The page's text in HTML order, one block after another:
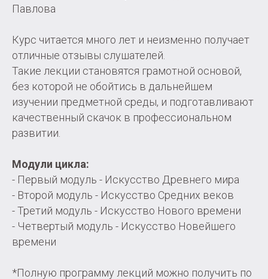
Павлова
Курс читается много лет и неизменно получает
отличные отзывы слушателей.
Такие лекции становятся грамотной основой,
без которой не обойтись в дальнейшем
изучении предметной среды, и подготавливают
качественный скачок в профессиональном
развитии.
Модули цикла:
- Первый модуль - Искусство Древнего мира
- Второй модуль - Искусство Средних веков
- Третий модуль - Искусство Нового времени
- Четвертый модуль - Искусство Новейшего
времени
*Полную программу лекций можно получить по